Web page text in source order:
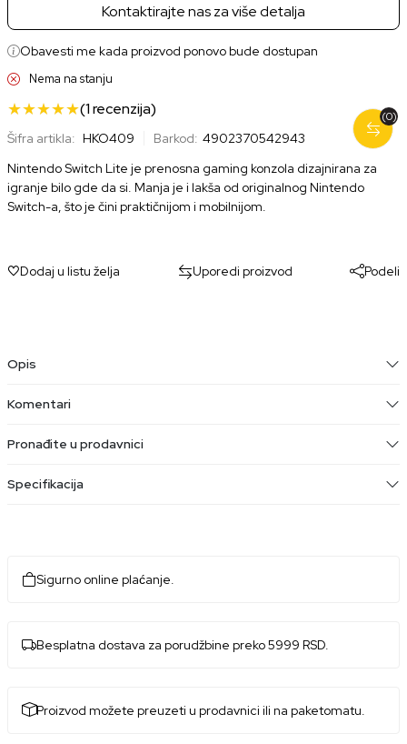
Kontaktirajte nas za više detalja
Obavesti me kada proizvod ponovo bude dostupan
Nema na stanju
(1recenzija)
Šifra artikla: HKO409 Barkod: 4902370542943
Nintendo Switch Lite je prenosna gaming konzola dizajnirana za
igranje bilo gde da si. Manja je i lakša od originalnog Nintendo
Switch-a, što je čini praktičnijom i mobilnijom.
Dodaj u listu želja Uporedi proizvod Podeli
(0)
Opis
Komentari
Pronađite u prodavnici
Specifikacija
Sigurno online plaćanje.
Besplatna dostava za porudžbine preko 5999 RSD.
Proizvod možete preuzeti u prodavnici ili na paketomatu.